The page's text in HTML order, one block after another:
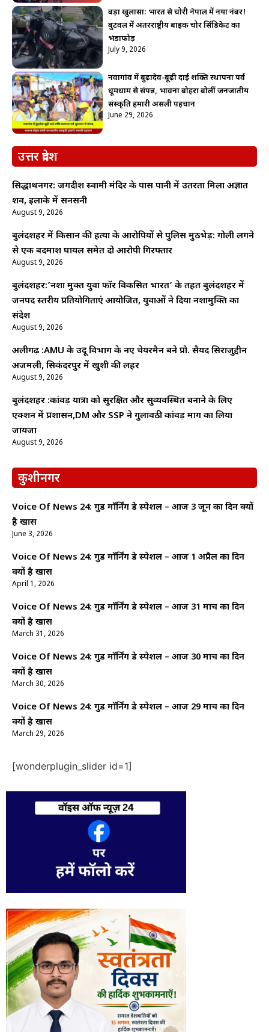
बड़ा खुलासा: भारत से चोरी नेपाल में नया नंबर!
बुटवल में अंतरराष्ट्रीय बाइक चोर सिंडिकेट का
भंडाफोड़
July 9, 2026
नवागांव में बुढ़ादेव-बूढ़ी दाई शक्ति स्थापना पर्व
धूमधाम से संपन्न, भावना बोहरा बोलीं जनजातीय
संस्कृति हमारी असली पहचान
June 29, 2026
उत्तर प्रदेश
सिद्धार्थनगर: जगदीश स्वामी मंदिर के पास पानी में उतरता मिला अज्ञात
शव, इलाके में सनसनी
August 9, 2026
बुलंदशहर में किसान की हत्या के आरोपियों से पुलिस मुठभेड़: गोली लगने
से एक बदमाश घायल समेत दो आरोपी गिरफ्तार
August 9, 2026
बुलंदशहर:’नशा मुक्त युवा फॉर विकसित भारत’ के तहत बुलंदशहर में
जनपद स्तरीय प्रतियोगिताएं आयोजित, युवाओं ने दिया नशामुक्ति का
संदेश
August 9, 2026
अलीगढ़ :AMU के उर्दू विभाग के नए चेयरमैन बने प्रो. सैयद सिराजुद्दीन
अजमली, सिकंदरपुर में खुशी की लहर
August 9, 2026
बुलंदशहर :कांवड़ यात्रा को सुरक्षित और सुव्यवस्थित बनाने के लिए
एक्शन में प्रशासन,DM और SSP ने गुलावठी कांवड़ मार्ग का लिया
जायजा
August 9, 2026
कुशीनगर
Voice Of News 24: गुड माॅर्निंग डे स्पेशल – आज 3 जून का दिन क्यों
है खास
June 3, 2026
Voice Of News 24: गुड माॅर्निंग डे स्पेशल – आज 1 अप्रैल का दिन
क्यों है खास
April 1, 2026
Voice Of News 24: गुड माॅर्निंग डे स्पेशल – आज 31 मार्च का दिन
क्यों है खास
March 31, 2026
Voice Of News 24: गुड माॅर्निंग डे स्पेशल – आज 30 मार्च का दिन
क्यों है खास
March 30, 2026
Voice Of News 24: गुड माॅर्निंग डे स्पेशल – आज 29 मार्च का दिन
क्यों है खास
March 29, 2026
[wonderplugin_slider id=1]